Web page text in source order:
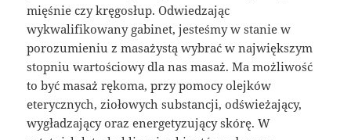
mięśnie czy kręgosłup. Odwiedzając
wykwalifikowany gabinet, jesteśmy w stanie w
porozumieniu z masażystą wybrać w największym
stopniu wartościowy dla nas masaż. Ma możliwość
to być masaż rękoma, przy pomocy olejków
eterycznych, ziołowych substancji, odświeżający,
wygładzający oraz energetyzujący skórę. W